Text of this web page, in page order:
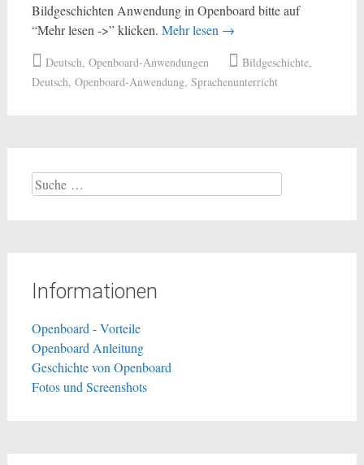
Bildgeschichten Anwendung in Openboard bitte auf
“Mehr lesen ->” klicken. Mehr lesen →
Deutsch, Openboard-Anwendungen Bildgeschichte,
Deutsch, Openboard-Anwendung, Sprachenunterricht
Suche
nach:
Informationen
Openboard - Vorteile
Openboard Anleitung
Geschichte von Openboard
Fotos und Screenshots